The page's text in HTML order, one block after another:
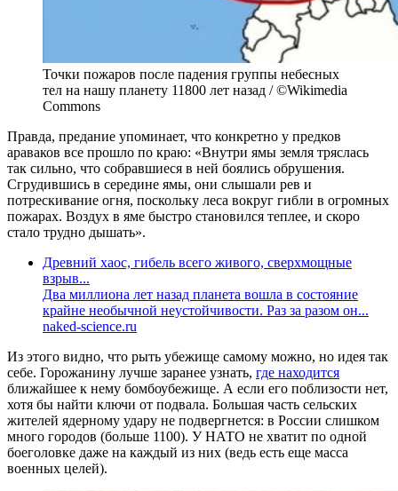
Точки пожаров после падения группы небесных
тел на нашу планету 11800 лет назад / ©Wikimedia
Commons
Правда, предание упоминает, что конкретно у предков
араваков все прошло по краю: «Внутри ямы земля тряслась
так сильно, что собравшиеся в ней боялись обрушения.
Сгрудившись в середине ямы, они слышали рев и
потрескивание огня, поскольку леса вокруг гибли в огромных
пожарах. Воздух в яме быстро становился теплее, и скоро
стало трудно дышать».
Древний хаос, гибель всего живого, сверхмощные
взрыв...
Два миллиона лет назад планета вошла в состояние
крайне необычной неустойчивости. Раз за разом он...
naked-science.ru
Из этого видно, что рыть убежище самому можно, но идея так
себе. Горожанину лучше заранее узнать, где находится
ближайшее к нему бомбоубежище. А если его поблизости нет,
хотя бы найти ключи от подвала. Большая часть сельских
жителей ядерному удару не подвергнется: в России слишком
много городов (больше 1100). У НАТО не хватит по одной
боеголовке даже на каждый из них (ведь есть еще масса
военных целей).